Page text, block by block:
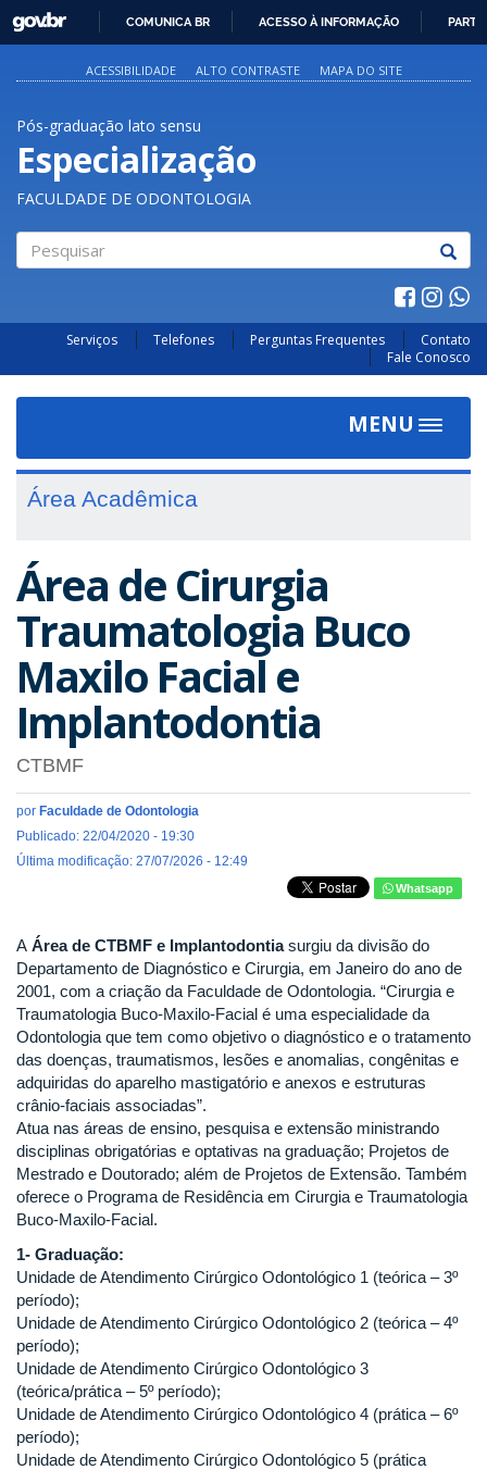
PARA
O
GOVBR
COMUNICA BR ACESSO À INFORMAÇÃO
ACESSIBILIDADE ALTO CONTRASTE MAPA DO SITE
Pós-graduação lato sensu
Especialização
FACULDADE DE ODONTOLOGIA
Serviços Telefones Perguntas Frequentes
Contato
Fale Conosco
MENU
Toggle
Área Acadêmica
Área de Cirurgia
Traumatologia Buco
Maxilo Facial e
Implantodontia
CTBMF
por Faculdade de Odontologia
Publicado: 22/04/2020 - 19:30
Última modificação: 27/07/2026 - 12:49
Whatsapp
A Área de CTBMF e Implantodontiasurgiu da divisão do
Departamento de Diagnóstico e Cirurgia, em Janeiro do ano de
2001, com a criação da Faculdade de Odontologia. “Cirurgia e
Traumatologia Buco-Maxilo-Facial é uma especialidade da
Odontologia que tem como objetivo o diagnóstico e o tratamento
das doenças, traumatismos, lesões e anomalias, congênitas e
adquiridas do aparelho mastigatório e anexos e estruturas
crânio-faciais associadas”.
Atua nas áreas de ensino, pesquisa e extensão ministrando
disciplinas obrigatórias e optativas na graduação; Projetos de
Mestrado e Doutorado; além de Projetos de Extensão. Também
oferece o Programa de Residência em Cirurgia e Traumatologia
Buco-Maxilo-Facial.
1- Graduação:
Unidade de Atendimento Cirúrgico Odontológico 1 (teórica – 3º
período);
Unidade de Atendimento Cirúrgico Odontológico 2 (teórica – 4º
período);
Unidade de Atendimento Cirúrgico Odontológico 3
(teórica/prática – 5º período);
Unidade de Atendimento Cirúrgico Odontológico 4 (prática – 6º
período);
Unidade de Atendimento Cirúrgico Odontológico 5 (prática